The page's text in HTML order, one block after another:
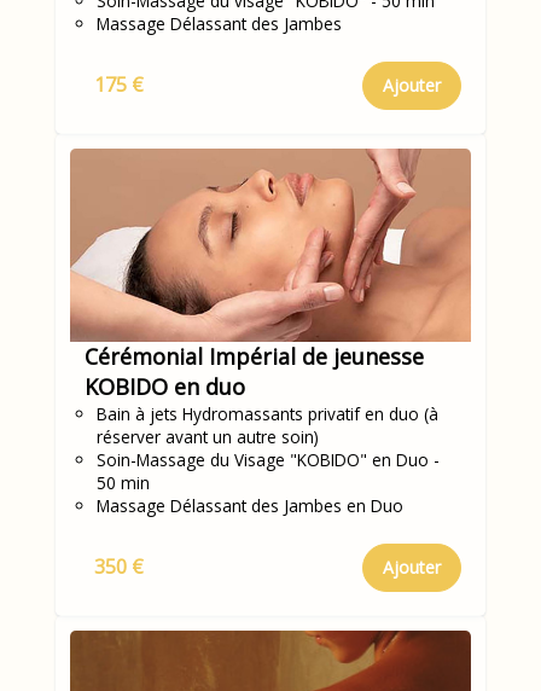
Massage Délassant des Jambes
175 € Ajouter
Cérémonial Impérial de jeunesse
KOBIDO en duo
Bain à jets Hydromassants privatif en duo (à
réserver avant un autre soin)
Soin-Massage du Visage "KOBIDO" en Duo -
50 min
Massage Délassant des Jambes en Duo
350 € Ajouter